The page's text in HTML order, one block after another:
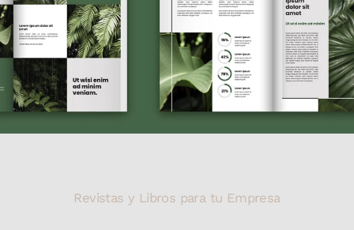
Revistas y Libros para tu Empresa